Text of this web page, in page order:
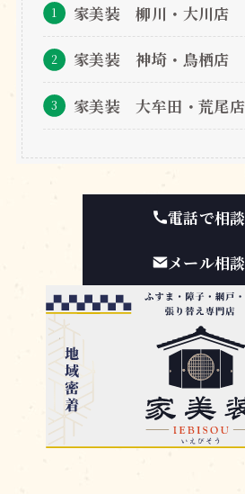
家美装 柳川・大川店
家美装 神埼・鳥栖店
家美装 大牟田・荒尾店
電話で相談
メール相談